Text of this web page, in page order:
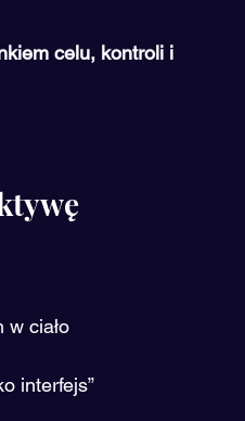
celu, kontroli i
ciało
interfejs”